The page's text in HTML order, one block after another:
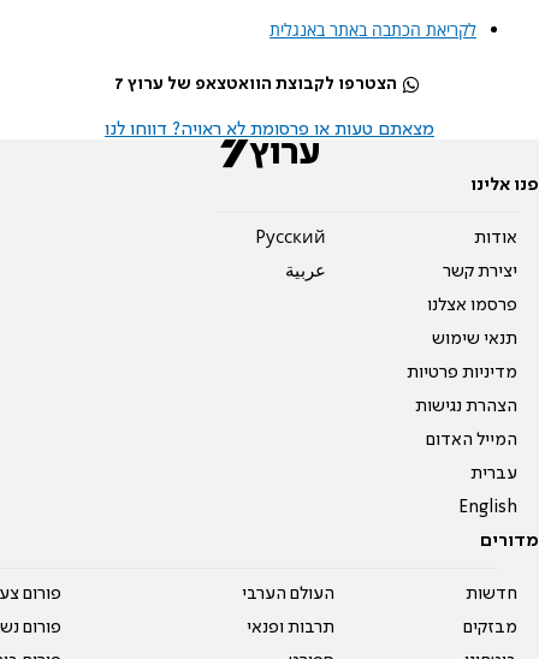
לקריאת הכתבה באתר באנגלית
הצטרפו לקבוצת הוואטצאפ של ערוץ 7
מצאתם טעות או פרסומת לא ראויה? דווחו לנו
פנו אלינו
אודות
יצירת קשר
פרסמו אצלנו
תנאי שימוש
מדיניות פרטיות
הצהרת נגישות
המייל האדום
עברית
English
Pусский
عربية
מדורים
חדשות
מבזקים
העולם הערבי
תרבות ופנאי
פורום
פורום